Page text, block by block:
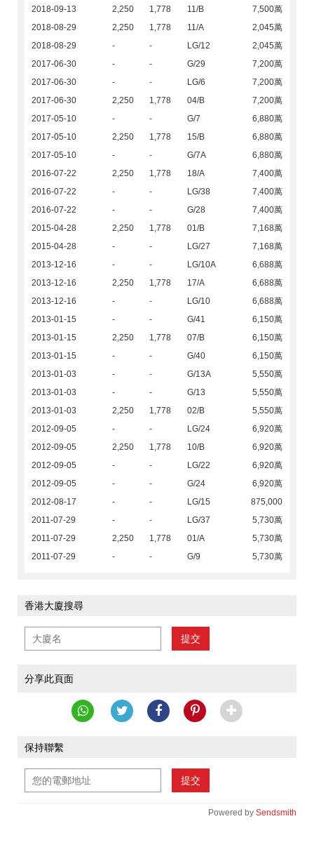
2018-09-13
2,250 1,778 11/B
7,500萬
2018-08-29
2,250 1,778 11/A
2,045萬
2018-08-29
- - LG/12
2,045萬
2017-06-30
- - G/29
7,200萬
2017-06-30
- - LG/6
7,200萬
2017-06-30
2,250 1,778 04/B
7,200萬
2017-05-10
- - G/7
6,880萬
2017-05-10
2,250 1,778 15/B
6,880萬
2017-05-10
- - G/7A
6,880萬
2016-07-22
2,250 1,778 18/A
7,400萬
2016-07-22
- - LG/38
7,400萬
2016-07-22
- - G/28
7,400萬
2015-04-28
2,250 1,778 01/B
7,168萬
2015-04-28
- - LG/27
7,168萬
2013-12-16
- - LG/10A
6,688萬
2013-12-16
2,250 1,778 17/A
6,688萬
2013-12-16
- - LG/10
6,688萬
2013-01-15
- - G/41
6,150萬
2013-01-15
2,250 1,778 07/B
6,150萬
2013-01-15
- - G/40
6,150萬
2013-01-03
- - G/13A
5,550萬
2013-01-03
- - G/13
5,550萬
2013-01-03
2,250 1,778 02/B
5,550萬
2012-09-05
- - LG/24
6,920萬
2012-09-05
2,250 1,778 10/B
6,920萬
2012-09-05
- - LG/22
6,920萬
2012-09-05
- - G/24
6,920萬
2012-08-17
- - LG/15
875,000
2011-07-29
- - LG/37
5,730萬
2011-07-29
2,250 1,778 01/A
5,730萬
2011-07-29
- - G/9 5,730萬
香港大廈搜尋
提交
分享此頁面
保持聯繫
提交
Powered by Sendsmith